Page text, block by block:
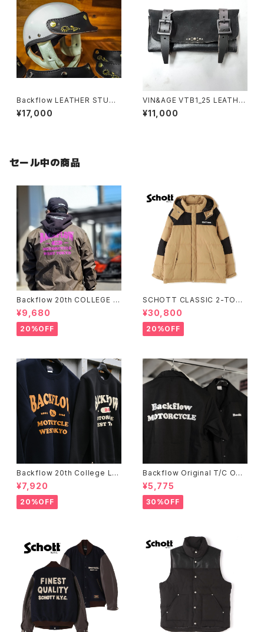
Backflow LEATHER STUDS
VISOR
¥17,000
VIN&AGE VTB1_25 LEATHE
R TOOL ROLL
¥11,000
セール中の商品
Backflow 20th COLLEGE C
OACH JACKET
¥9,680
20%OFF
SCHOTT CLASSIC 2-TONE
DOWN JACKET
¥30,800
20%OFF
Backflow 20th College Lo
go T/C Sweat
¥7,920
20%OFF
Backflow Original T/C Ope
n Collar S/S Work Shirt
¥5,775
30%OFF